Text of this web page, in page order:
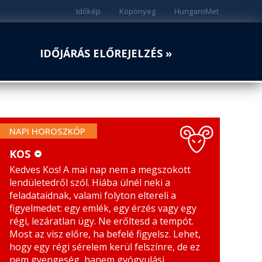
HungaroMet
Köpönyeg
Időkép
IDŐJÁRÁS ELŐREJELZÉS »
NAPI HOROSZKÓP
KOS
BIKA
IKREK
RÁK
MÉRLEG
SKORPIÓ
NYILAS
BAK
KOS
Kedves Kos! A mai nap nem a megszokott
lendületedről szól. Hiába ülnél neki a
feladataidnak, valami folyton eltereli a
figyelmedet: egy emlék, egy érzés vagy egy
régi, lezáratlan ügy. Ne erőltesd a tempót.
Most az visz előre, ha befelé figyelsz. Lehet,
hogy egy régi sérelem kerül felszínre, de ez